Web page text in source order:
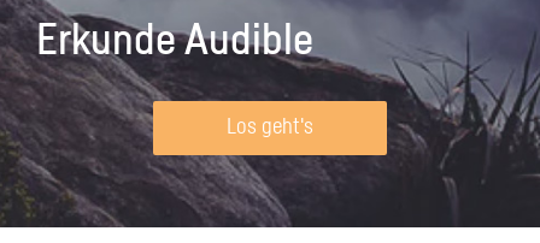
Erkunde Audible
Los geht's